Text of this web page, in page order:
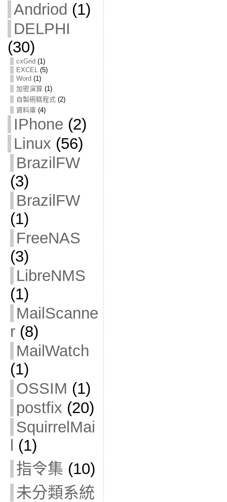
Andriod (1)
DELPHI
(30)
cxGrid (1)
EXCEL(5)
Word (1)
加密演算(1)
自製碗糕程式(2)
資料庫(4)
IPhone (2)
Linux (56)
BrazilFW
(3)
BrazilFW
(1)
FreeNAS
(3)
LibreNMS
(1)
MailScanne
r(8)
MailWatch
(1)
OSSIM (1)
postfix (20)
SquirrelMai
(1)
指令集 (10)
未分類系統